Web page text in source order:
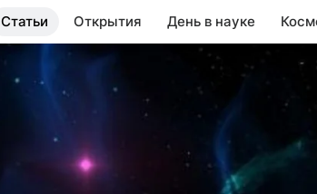
Статьи Открытия День в науке